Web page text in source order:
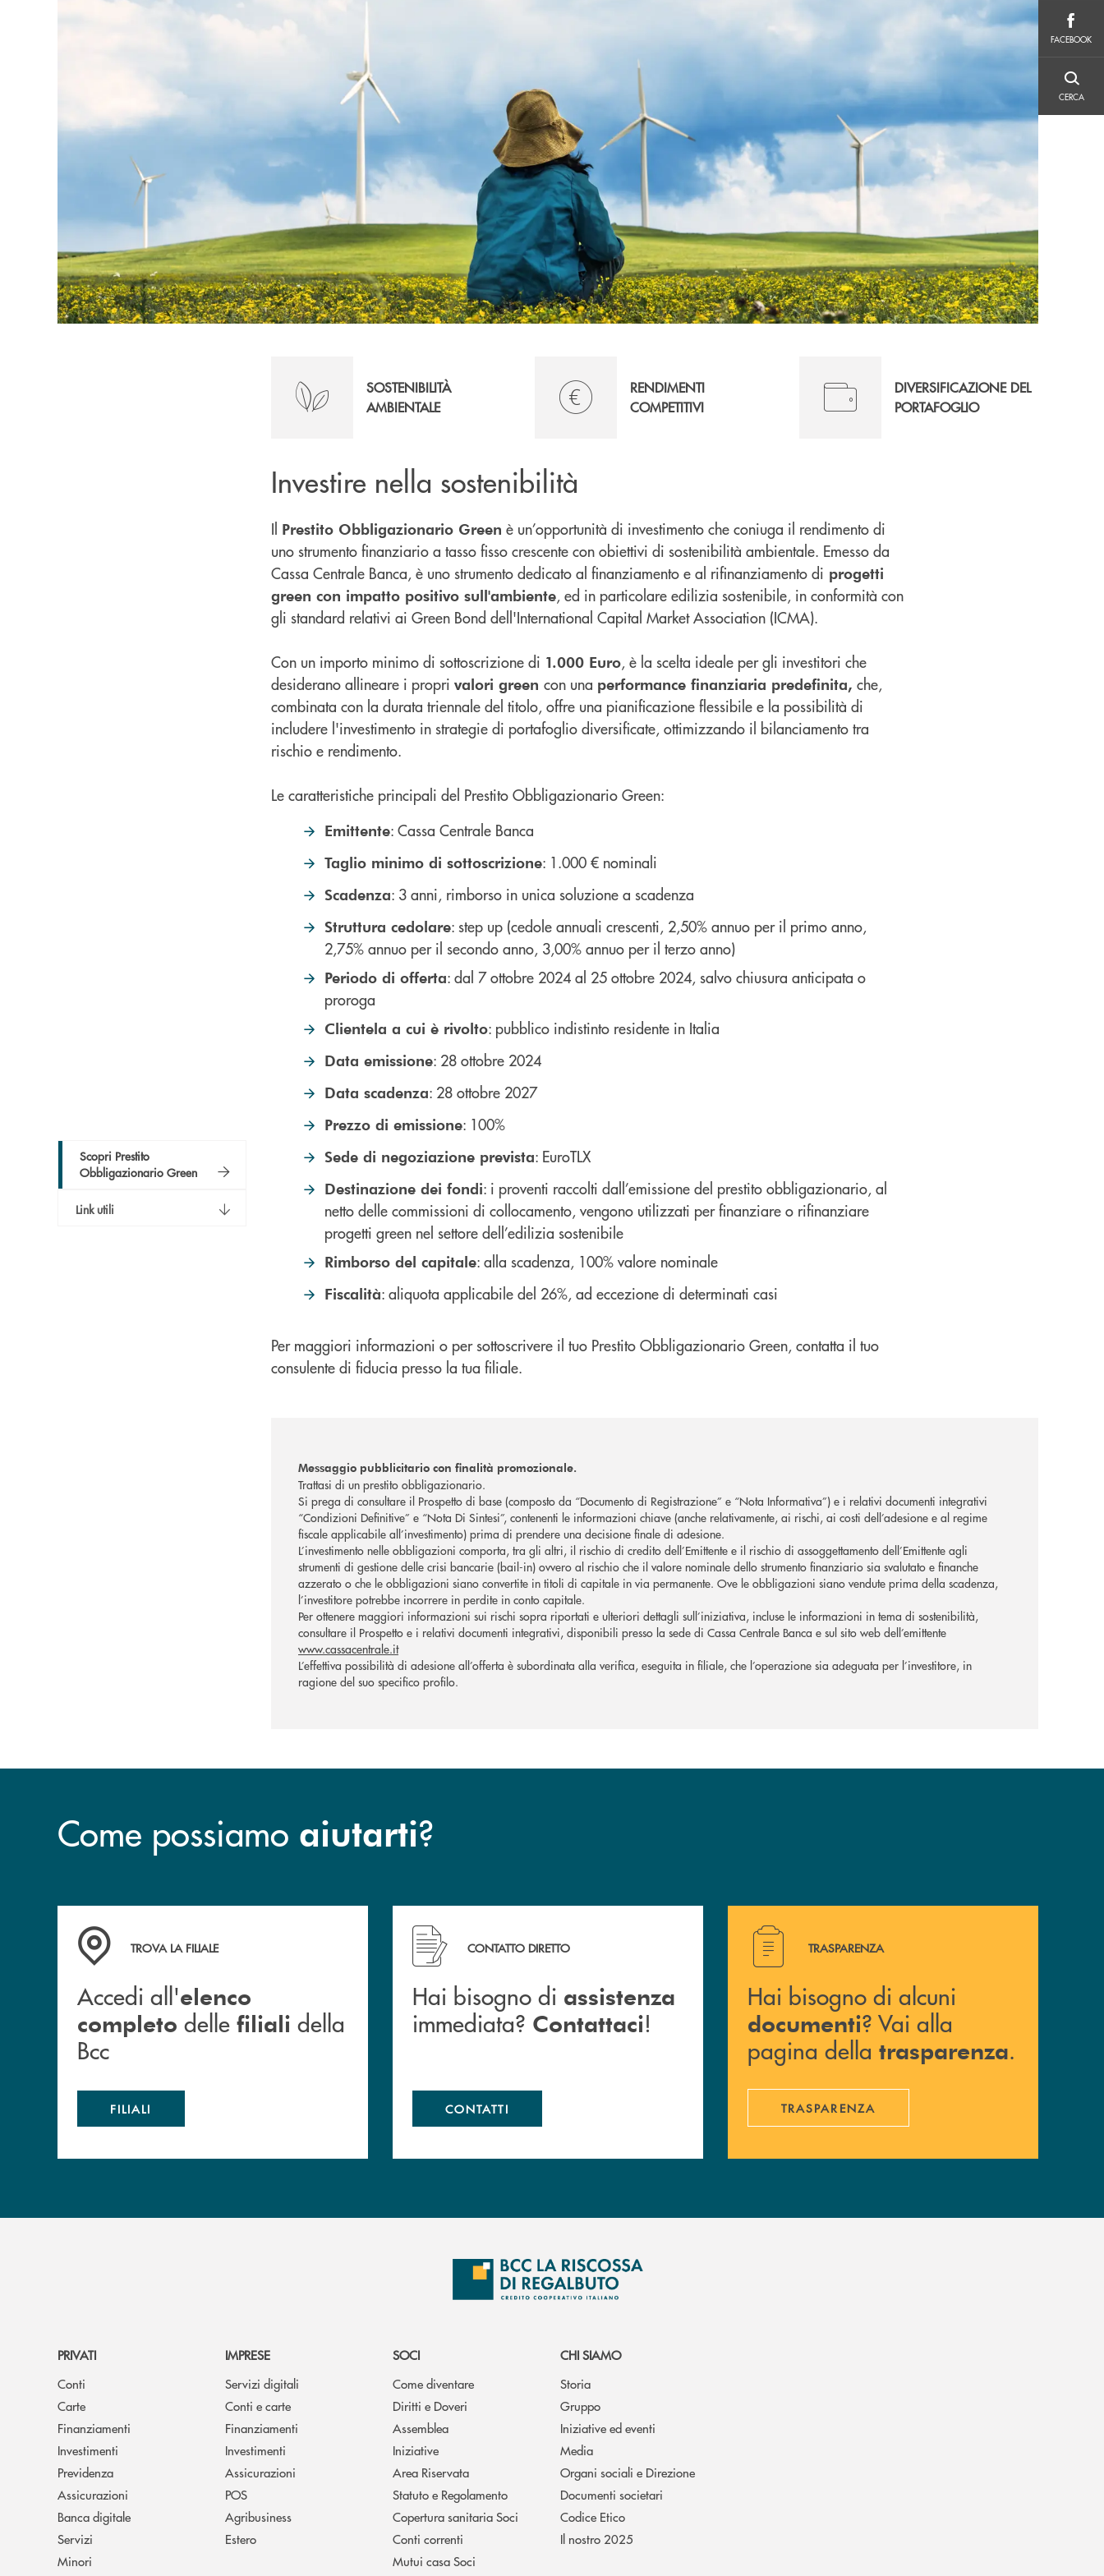
FACEBOOK
FACEBOOK
CERCA
CERCA
Scopri Prestito
Obbligazionario Green
Link utili
SOSTENIBILITÀ
AMBIENTALE
RENDIMENTI
COMPETITIVI
DIVERSIFICAZIONE DEL
PORTAFOGLIO
Investire nella sostenibilità
Il Prestito Obbligazionario Green è un’opportunità di investimento che coniuga il rendimento di
uno strumento finanziario a tasso fisso crescente con obiettivi di sostenibilità ambientale. Emesso da
Cassa Centrale Banca, è uno strumento dedicato al finanziamento e al rifinanziamento di progetti
green con impatto positivo sull'ambiente, ed in particolare edilizia sostenibile, in conformità con
gli standard relativi ai Green Bond dell'International Capital Market Association (ICMA).
Con un importo minimo di sottoscrizione di 1.000 Euro, è la scelta ideale per gli investitori che
desiderano allineare i propri valori green con una performance finanziaria predefinita, che,
combinata con la durata triennale del titolo, offre una pianificazione flessibile e la possibilità di
includere l'investimento in strategie di portafoglio diversificate, ottimizzando il bilanciamento tra
rischio e rendimento.
Le caratteristiche principali del Prestito Obbligazionario Green:
Emittente: Cassa Centrale Banca
Taglio minimo di sottoscrizione: 1.000 € nominali
Scadenza: 3 anni, rimborso in unica soluzione a scadenza
Struttura cedolare: step up (cedole annuali crescenti, 2,50% annuo per il primo anno,
2,75% annuo per il secondo anno, 3,00% annuo per il terzo anno)
Periodo di offerta: dal 7 ottobre 2024 al 25 ottobre 2024, salvo chiusura anticipata o
proroga
Clientela a cui è rivolto: pubblico indistinto residente in Italia
Data emissione: 28 ottobre 2024
Data scadenza: 28 ottobre 2027
Prezzo di emissione: 100%
Sede di negoziazione prevista: EuroTLX
Destinazione dei fondi: i proventi raccolti dall’emissione del prestito obbligazionario, al
netto delle commissioni di collocamento, vengono utilizzati per finanziare o rifinanziare
progetti green nel settore dell’edilizia sostenibile
Rimborso del capitale: alla scadenza, 100% valore nominale
Fiscalità: aliquota applicabile del 26%, ad eccezione di determinati casi
Per maggiori informazioni o per sottoscrivere il tuo Prestito Obbligazionario Green, contatta il tuo
consulente di fiducia presso la tua filiale.
Messaggio pubblicitario con finalità promozionale.
Trattasi di un prestito obbligazionario.
Si prega di consultare il Prospetto di base (composto da “Documento di Registrazione” e “Nota Informativa”) e i relativi documenti integrativi
“Condizioni Definitive” e “Nota Di Sintesi”, contenenti le informazioni chiave (anche relativamente, ai rischi, ai costi dell’adesione e al regime
fiscale applicabile all’investimento) prima di prendere una decisione finale di adesione.
L’investimento nelle obbligazioni comporta, tra gli altri, il rischio di credito dell’Emittente e il rischio di assoggettamento dell’Emittente agli
strumenti di gestione delle crisi bancarie (bail-in) ovvero al rischio che il valore nominale dello strumento finanziario sia svalutato e finanche
azzerato o che le obbligazioni siano convertite in titoli di capitale in via permanente. Ove le obbligazioni siano vendute prima della scadenza,
l’investitore potrebbe incorrere in perdite in conto capitale.
Per ottenere maggiori informazioni sui rischi sopra riportati e ulteriori dettagli sull’iniziativa, incluse le informazioni in tema di sostenibilità,
consultare il Prospetto e i relativi documenti integrativi, disponibili presso la sede di Cassa Centrale Banca e sul sito web dell’emittente
www.cassacentrale.it
L’effettiva possibilità di adesione all’offerta è subordinata alla verifica, eseguita in filiale, che l’operazione sia adeguata per l’investitore, in
ragione del suo specifico profilo.
Come possiamo aiutarti?
Accedi all' elenco completo delle filiali della Bcc
TROVA LA FILIALE
Accedi all'elenco
completo delle filiali della
Bcc
FILIALI
Hai bisogno di assistenza immediata? Contattaci !
CONTATTO DIRETTO
Hai bisogno di assistenza
immediata? Contattaci!
CONTATTI
Hai bisogno di alcuni documenti ? Vai alla pagina della
TRASPARENZA
Hai bisogno di alcuni
documenti? Vai alla
pagina della trasparenza.
TRASPARENZA
PRIVATI
Conti
Carte
Finanziamenti
Investimenti
Previdenza
Assicurazioni
Banca digitale
Servizi
Minori
IMPRESE
Servizi digitali
Conti e carte
Finanziamenti
Investimenti
Assicurazioni
POS
Agribusiness
Estero
SOCI
Come diventare
Diritti e Doveri
Assemblea
Iniziative
Area Riservata
Statuto e Regolamento
Copertura sanitaria Soci
Conti correnti
Mutui casa Soci
CHI SIAMO
Storia
Gruppo
Iniziative ed eventi
Media
Organi sociali e Direzione
Documenti societari
Codice Etico
Il nostro 2025